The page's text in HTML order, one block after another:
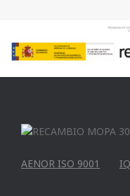
AENOR ISO 9001